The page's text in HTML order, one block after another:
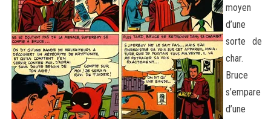
moyen
d’une
sorte de
char.
Bruce
s’empare
d’une